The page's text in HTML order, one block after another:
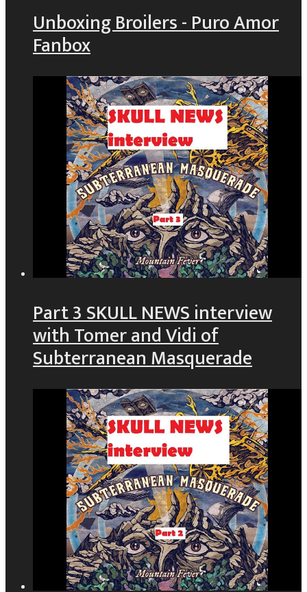
Unboxing Broilers - Puro Amor
Fanbox
Part 3 SKULL NEWS interview
with Tomer and Vidi of
Subterranean Masquerade